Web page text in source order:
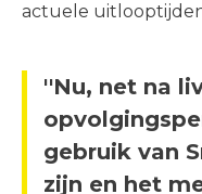
actuele
''Nu, net na
gebruik van
zijn en het